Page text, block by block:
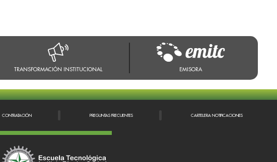
TRANSFORMACIÓN INSTITUCIONAL EMISORA
CONTRATACIÓN PREGUNTAS FRECUENTES CARTELERA NOTIFICACIONES